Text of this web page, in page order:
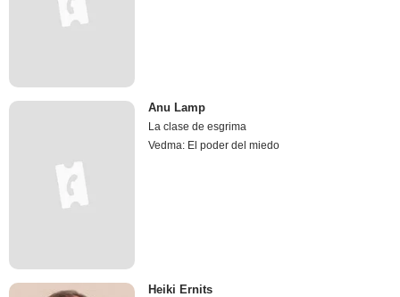
Anu Lamp
La clase de esgrima
Vedma: El poder del miedo
Heiki Ernits